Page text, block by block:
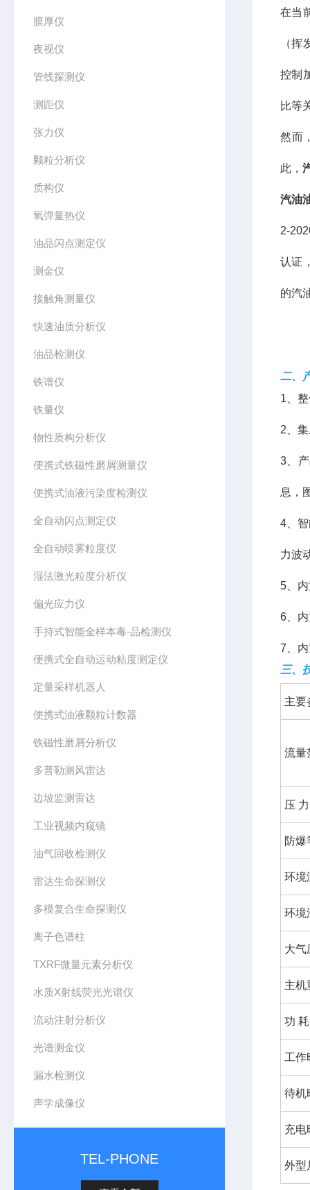
膜厚仪
夜视仪
管线探测仪
测距仪
张力仪
颗粒分析仪
质构仪
氧弹量热仪
油品闪点测定仪
测金仪
接触角测量仪
快速油质分析仪
油品检测仪
铁谱仪
铁量仪
物性质构分析仪
便携式铁磁性磨屑测量仪
便携式油液污染度检测仪
全自动闪点测定仪
全自动喷雾粒度仪
湿法激光粒度分析仪
偏光应力仪
手持式智能全样本毒-品检测仪
便携式全自动运动粘度测定仪
定量采样机器人
便携式油液颗粒计数器
铁磁性磨屑分析仪
多普勒测风雷达
边坡监测雷达
工业视频内窥镜
油气回收检测仪
雷达生命探测仪
多模复合生命探测仪
离子色谱柱
TXRF微量元素分析仪
水质X射线荧光光谱仪
流动注射分析仪
光谱测金仪
漏水检测仪
声学成像仪
TEL-PHONE
在当
（
控制
比等
然而
此，
汽油
2-
认证
的汽
二、
1、
2、
3、
息，
4、
力波
5、
6、
7、
三、
主要
流量
压 力
防爆
环境
环境
大气
主机
功 耗
工作
待机
充电
外型